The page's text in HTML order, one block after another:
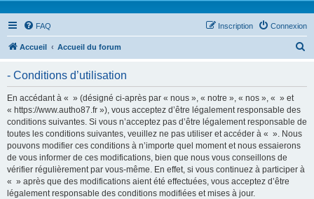
FAQ Connexion
Inscription
Accueil Accueil du forum
- Conditions d’utilisation
En accédant à « » (désigné ci-après par « nous », « notre », « nos », « » et
« https://www.autho87.fr »), vous acceptez d’être légalement responsable des
conditions suivantes. Si vous n’acceptez pas d’être légalement responsable de
toutes les conditions suivantes, veuillez ne pas utiliser et accéder à « ». Nous
pouvons modifier ces conditions à n’importe quel moment et nous essaierons
de vous informer de ces modifications, bien que nous vous conseillons de
vérifier régulièrement par vous-même. En effet, si vous continuez à participer à
« » après que des modifications aient été effectuées, vous acceptez d’être
légalement responsable des conditions modifiées et mises à jour.